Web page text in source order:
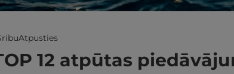
12 atpūtas